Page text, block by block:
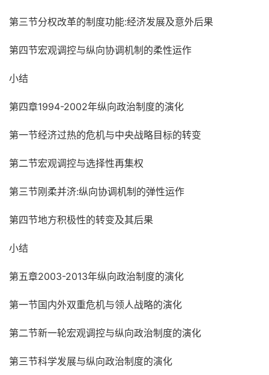
第三节分权改革的制度功能:经济发展及意外后果
第四节宏观调控与纵向协调机制的柔性运作
小结
第四章1994-2002年纵向政治制度的演化
第一节经济过热的危机与中央战略目标的转变
第二节宏观调控与选择性再集权
第三节刚柔并济:纵向协调机制的弹性运作
第四节地方积极性的转变及其后果
小结
第五章2003-2013年纵向政治制度的演化
第一节国内外双重危机与领人战略的演化
第二节新一轮宏观调控与纵向政治制度的演化
第三节科学发展与纵向政治制度的演化